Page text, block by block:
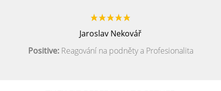
Jaroslav Nekovář
Positive:Reagování na podněty a Profesionalita